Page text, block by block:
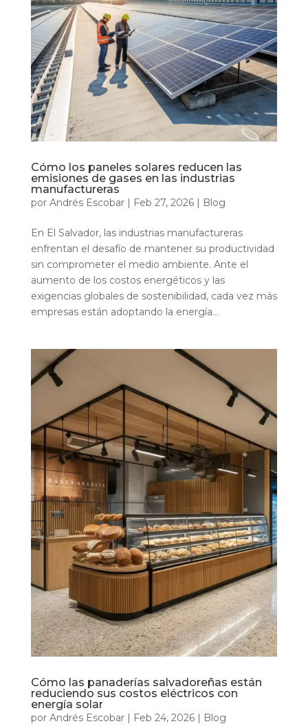
Cómo los paneles solares reducen las
emisiones de gases en las industrias
manufactureras
por Andrés Escobar| Feb 27, 2026| Blog
En El Salvador, las industrias manufactureras
enfrentan el desafío de mantener su productividad
sin comprometer el medio ambiente. Ante el
aumento de los costos energéticos y las
exigencias globales de sostenibilidad, cada vez más
empresas están adoptando la energía...
Cómo las panaderías salvadoreñas están
reduciendo sus costos eléctricos con
energía solar
por Andrés Escobar| Feb 24, 2026| Blog